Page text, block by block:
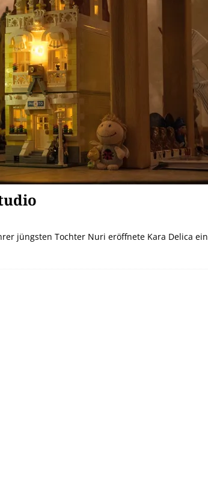
jüngsten Tochter Nuri eröffnete Kara Delica ein